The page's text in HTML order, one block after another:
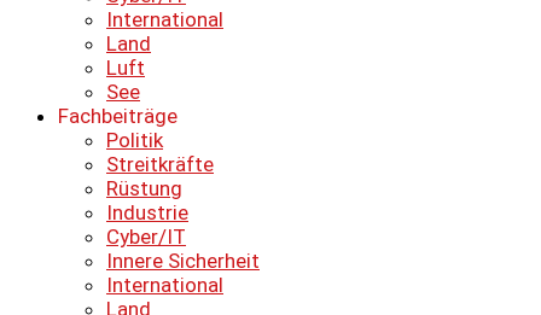
International
Land
Luft
See
Fachbeiträge
Politik
Streitkräfte
Rüstung
Industrie
Cyber/IT
Innere Sicherheit
International
Land